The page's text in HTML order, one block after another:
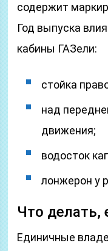
содержит
Год выпуска
кабины ГАЗели:
стойка
над
движения;
водосток
лонжерон у
Что делать,
Единичные